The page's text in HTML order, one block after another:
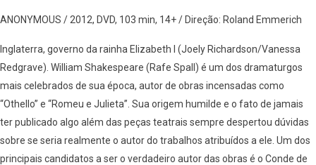
ANONYMOUS / 2012, DVD, 103 min, 14+ / Direção: Roland Emmerich
Inglaterra, governo da rainha Elizabeth I (Joely Richardson/Vanessa
Redgrave). William Shakespeare (Rafe Spall) é um dos dramaturgos
mais celebrados de sua época, autor de obras incensadas como
“Othello” e “Romeu e Julieta”. Sua origem humilde e o fato de jamais
ter publicado algo além das peças teatrais sempre despertou dúvidas
sobre se seria realmente o autor do trabalhos atribuídos a ele. Um dos
principais candidatos a ser o verdadeiro autor das obras é o Conde de